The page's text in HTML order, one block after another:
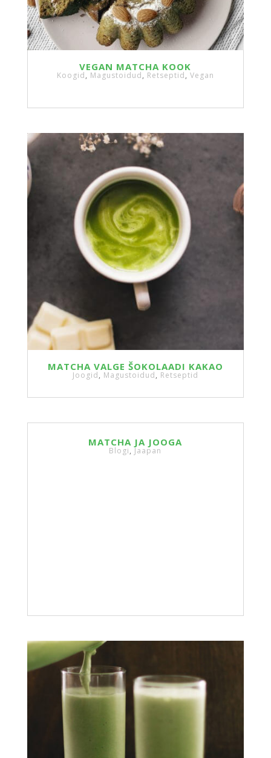
VEGAN MATCHA KOOK
Koogid, Magustoidud, Retseptid, Vegan
MATCHA VALGE ŠOKOLAADI KAKAO
Joogid, Magustoidud, Retseptid
MATCHA JA JOOGA
Blogi,Jaapan